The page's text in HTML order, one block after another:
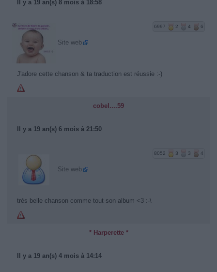
Il y a 19 an(s) 8 mois à 18:58
6997 2 4 6
Site web
J'adore cette chanson & ta traduction est réussie :-)
cobel....59
Il y a 19 an(s) 6 mois à 21:50
8052 3 3 4
Site web
trés belle chanson comme tout son album <3 :-\
* Harperette *
Il y a 19 an(s) 4 mois à 14:14